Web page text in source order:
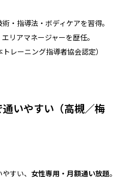
・指導法・ボディケアを習得。
リアマネージャーを歴任。
レーニング指導者協会認定）
いやすい（高槻／梅
すい、 女性専用・月額通い放題。